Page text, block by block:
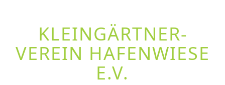
KLEIN­GÄRTNER­
VEREIN HAFENWIESE
E.V.